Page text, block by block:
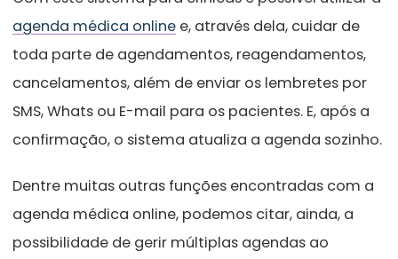
agenda médica online e, através dela, cuidar de
toda parte de agendamentos, reagendamentos,
cancelamentos, além de enviar os lembretes por
SMS, Whats ou E-mail para os pacientes. E, após a
confirmação, o sistema atualiza a agenda sozinho.
Dentre muitas outras funções encontradas com a
agenda médica online, podemos citar, ainda, a
possibilidade de gerir múltiplas agendas ao